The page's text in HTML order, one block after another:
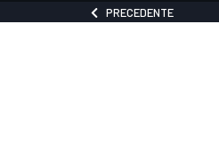
PRECEDENTE